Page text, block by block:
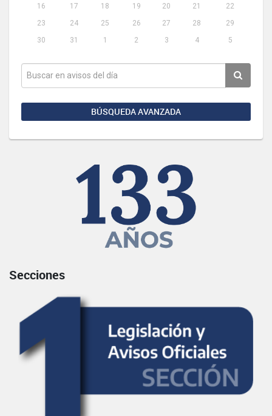
16
17 18 19 20 21
22
23
24 25 26 27 28
29
30
31 1 2 3 4 5
BÚSQUEDA AVANZADA
Secciones